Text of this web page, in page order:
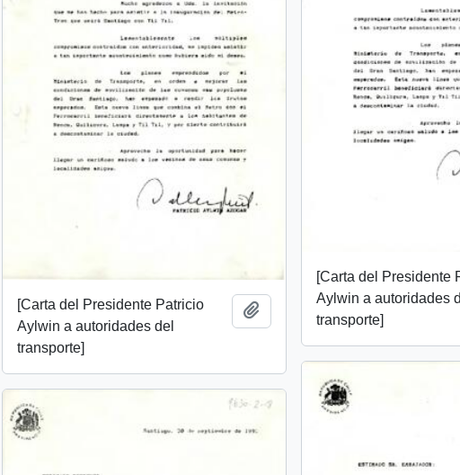
[Carta del Presidente
Aylwin a autoridades
transporte]
[Carta del Presidente Patricio
Aylwin a autoridades del
transporte]
Añadir al portapapeles